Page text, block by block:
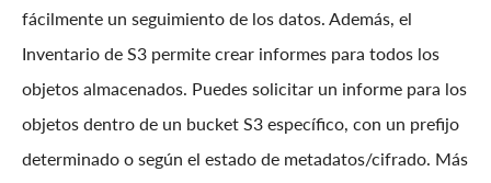
fácilmente un seguimiento de los datos. Además, el
Inventario de S3 permite crear informes para todos los
objetos almacenados. Puedes solicitar un informe para los
objetos dentro de un bucket S3 específico, con un prefijo
determinado o según el estado de metadatos/cifrado. Más